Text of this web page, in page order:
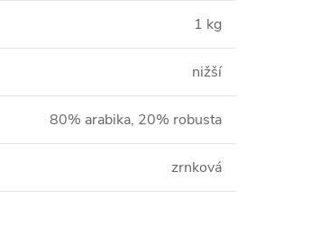
1 kg
nižší
80% arabika, 20% robusta
zrnková